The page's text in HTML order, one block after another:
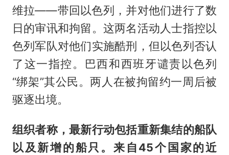
维拉——带回以色列，并对他们进行了数
日的审讯和拘留。这两名活动人士指控以
色列军队对他们实施酷刑，但以色列否认
了这一指控。巴西和西班牙谴责以色列
“绑架”其公民。两人在被拘留约一周后被
驱逐出境。
组织者称，最新行动包括重新集结的船队
以及新增的船只。来自45个国家的近